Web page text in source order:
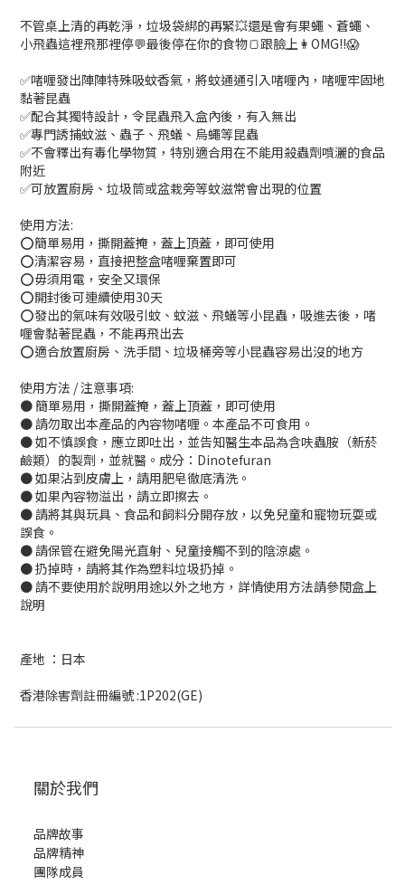
不管桌上清的再乾淨，垃圾袋綁的再緊💥還是會有果蠅、蒼蠅、
小飛蟲這裡飛那裡停💬最後停在你的食物🍞跟臉上👩OMG!!😱
✅啫喱發出陣陣特殊吸蚊香氣，將蚊通通引入啫喱內，啫喱牢固地
黏著昆蟲
✅配合其獨特設計，令昆蟲飛入盒內後，有入無出
✅專門誘捕蚊滋、蟲子、飛蟻、烏蠅等昆蟲
✅不會釋出有毒化學物質，特別適合用在不能用殺蟲劑噴灑的食品
附近
✅可放置廚房、垃圾筒或盆栽旁等蚊滋常會出現的位置
使用方法:
⭕簡單易用，撕開蓋掩，蓋上頂蓋，即可使用
⭕清潔容易，直接把整盒啫喱棄置即可
⭕毋須用電，安全又環保
⭕開封後可連續使用30天
⭕發出的氣味有效吸引蚊、蚊滋、飛蟻等小昆蟲，吸進去後，啫
喱會黏著昆蟲，不能再飛出去
⭕適合放置廚房、洗手間、垃圾桶旁等小昆蟲容易出沒的地方
使用方法 / 注意事項:
● 簡單易用，撕開蓋掩，蓋上頂蓋，即可使用
● 請勿取出本產品的內容物啫喱。本產品不可食用。
● 如不慎誤食，應立即吐出，並告知醫生本品為含呋蟲胺（新菸
鹼類）的製劑，並就醫。成分：Dinotefuran
● 如果沾到皮膚上，請用肥皂徹底清洗。
● 如果內容物溢出，請立即擦去。
● 請將其與玩具、食品和飼料分開存放，以免兒童和寵物玩耍或
誤食。
● 請保管在避免陽光直射、兒童接觸不到的陰涼處。
● 扔掉時，請將其作為塑料垃圾扔掉。
● 請不要使用於說明用途以外之地方，詳情使用方法請參閱盒上
說明
產地 ：日本
香港除害劑註冊編號 :1P202(GE)
關於我們
品牌故事
品牌精神
團隊成員